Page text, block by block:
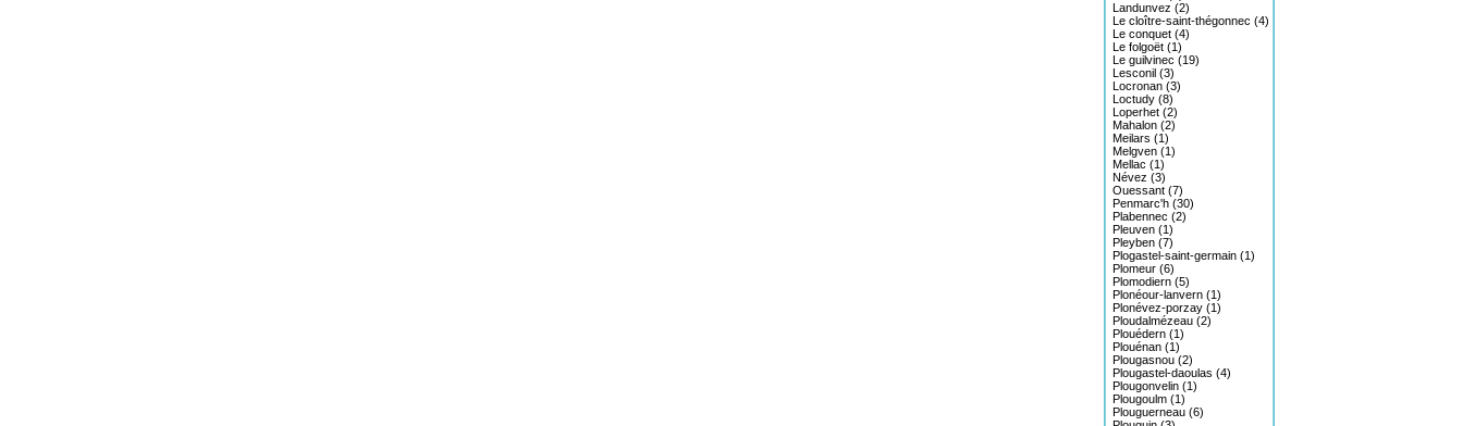
Landunvez (2)
Le cloître-saint-thégonnec (4)
Le conquet (4)
Le folgoët (1)
Le guilvinec (19)
Lesconil (3)
Locronan (3)
Loctudy (8)
Loperhet (2)
Mahalon (2)
Meilars (1)
Melgven (1)
Mellac (1)
Névez (3)
Ouessant (7)
Penmarc'h (30)
Plabennec (2)
Pleuven (1)
Pleyben (7)
Plogastel-saint-germain (1)
Plomeur (6)
Plomodiern (5)
Plonéour-lanvern (1)
Plonévez-porzay (1)
Ploudalmézeau (2)
Plouédern (1)
Plouénan (1)
Plougasnou (2)
Plougastel-daoulas (4)
Plougonvelin (1)
Plougoulm (1)
Plouguerneau (6)